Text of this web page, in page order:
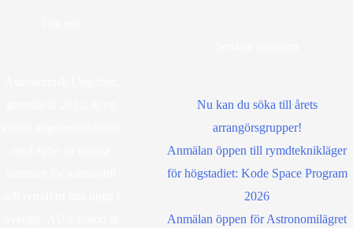
Nu kan du söka till årets
arrangörsgrupper!
Anmälan öppen till rymdteknikläger
för högstadiet: Kode Space Program
2026
Anmälan öppen för Astronomilägret